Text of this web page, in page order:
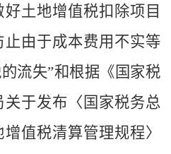
土地增值税扣除项目
由于成本费用不实等
流失”和根据 《国家税
于发布〈国家税务总
值税清算管理规程〉